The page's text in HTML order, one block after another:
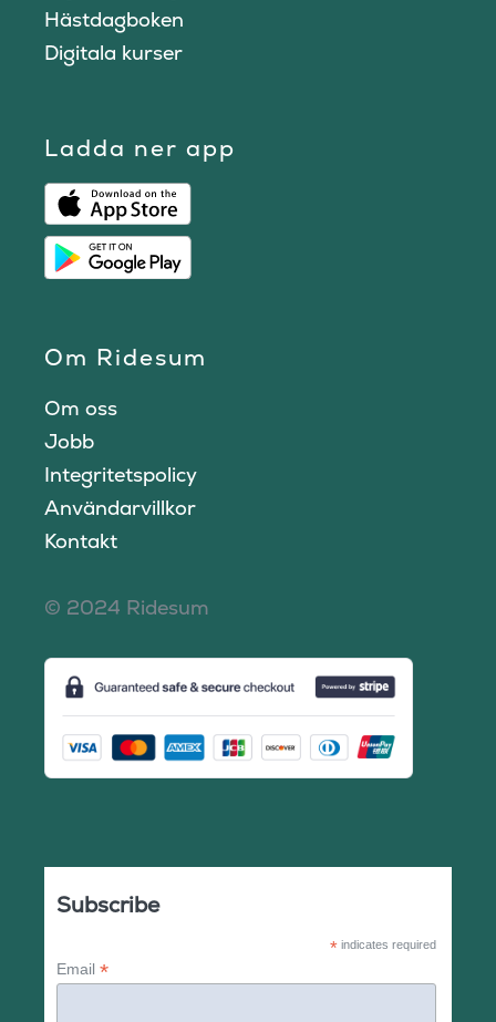
Hästdagboken
Digitala kurser
Ladda ner app
Om Ridesum
Om oss
Jobb
Integritetspolicy
Användarvillkor
Kontakt
© 2024 Ridesum
Subscribe
*indicates required
Email*